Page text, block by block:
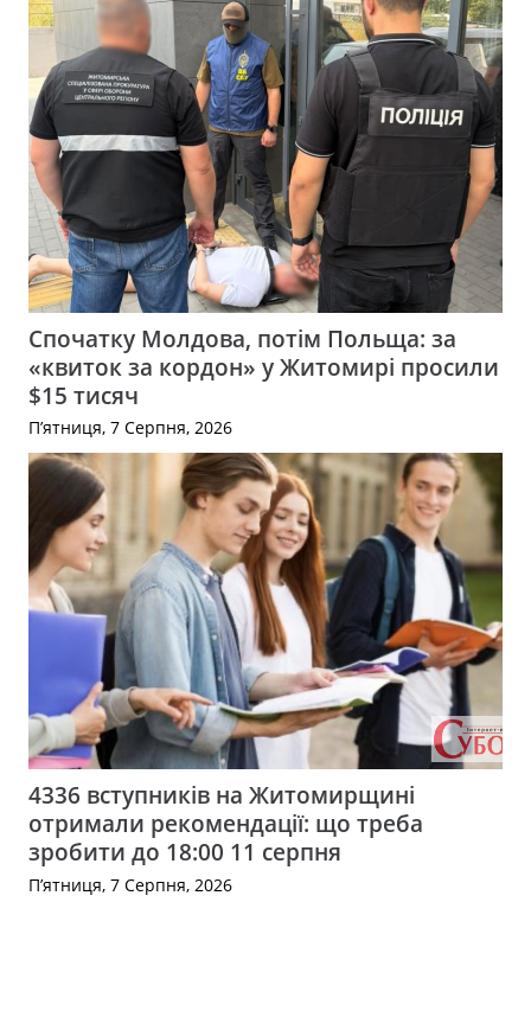
Спочатку Молдова, потім Польща: за
«квиток за кордон» у Житомирі просили
$15 тисяч
П’ятниця, 7 Серпня, 2026
4336 вступників на Житомирщині
отримали рекомендації: що треба
зробити до 18:00 11 серпня
П’ятниця, 7 Серпня, 2026